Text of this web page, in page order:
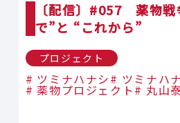
〔配信〕#057 薬物戦
で”と “これから”
プロジェクト
ツミナハナシ ツミナハ
薬物プロジェクト 丸山